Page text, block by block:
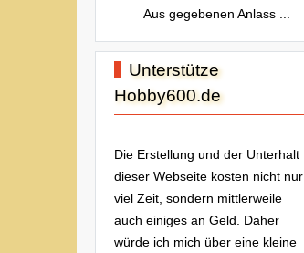
Aus gegebenen Anlass ...
Unterstütze
Hobby600.de
Die Erstellung und der Unterhalt
dieser Webseite kosten nicht nur
viel Zeit, sondern mittlerweile
auch einiges an Geld. Daher
würde ich mich über eine kleine